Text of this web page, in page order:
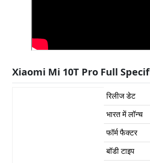
Xiaomi Mi 10T Pro Full
रिलीज डेट
भारत में लॉन्च
फॉर्म फैक्टर
बॉडी टाइप